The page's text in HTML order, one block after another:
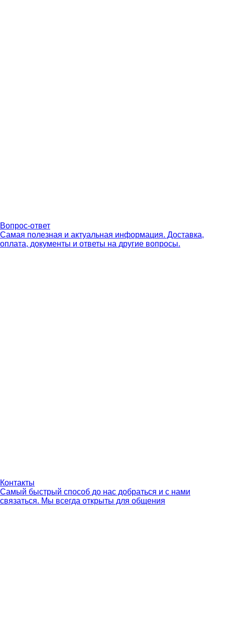
Вопрос-ответ
Самая полезная и актуальная информация. Доставка,
оплата, документы и ответы на другие вопросы.
Контакты
Самый быстрый способ до нас добраться и с нами
связаться. Мы всегда открыты для общения